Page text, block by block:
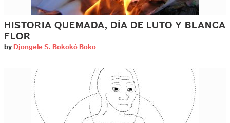
HISTORIA QUEMADA, DÍA DE LUTO Y BLANCA
FLOR
by Djongele S. Bokokó Boko